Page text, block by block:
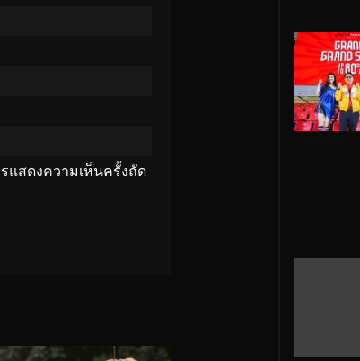
แสดงความเห็นครั้งถัด